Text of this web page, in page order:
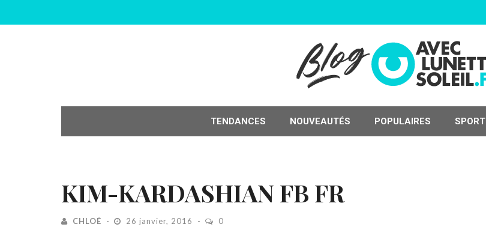
TENDANCES NOUVEAUTÉS POPULAIRES SPORT
KIM-KARDASHIAN FB FR
CHLOÉ 26 janvier, 2016 0